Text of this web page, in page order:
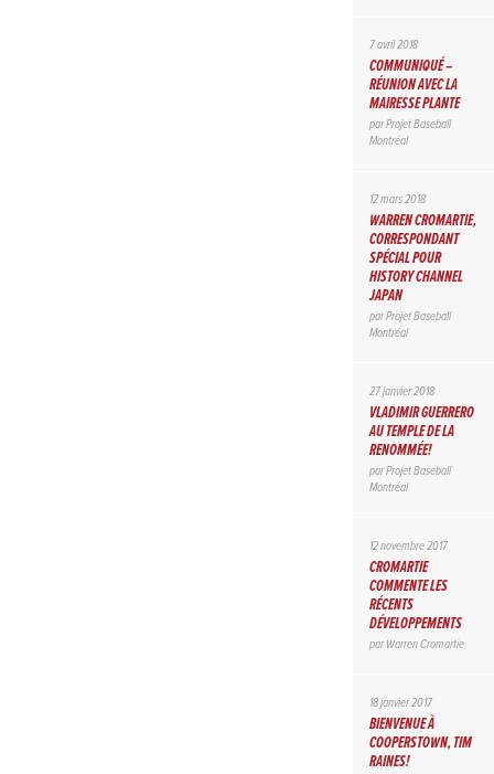
7 avril 2018
COMMUNIQUÉ –
RÉUNION AVEC LA
MAIRESSE PLANTE
parProjet Baseball
Montréal
12 mars 2018
WARREN CROMARTIE,
CORRESPONDANT
SPÉCIAL POUR
HISTORY CHANNEL
JAPAN
parProjet Baseball
Montréal
27 janvier 2018
VLADIMIR GUERRERO
AU TEMPLE DE LA
RENOMMÉE!
parProjet Baseball
Montréal
12 novembre 2017
CROMARTIE
COMMENTE LES
RÉCENTS
DÉVELOPPEMENTS
parWarren Cromartie
18 janvier 2017
BIENVENUE À
COOPERSTOWN, TIM
RAINES!